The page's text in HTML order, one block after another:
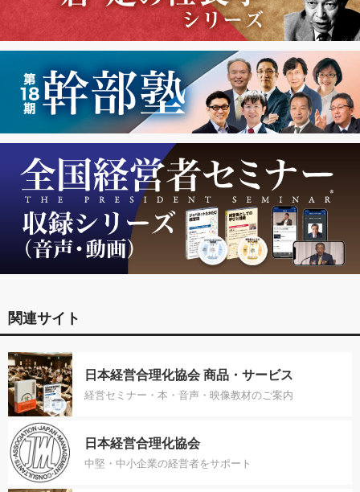
関連サイト
日本経営合理化協会 商品・サービス
経営セミナー・本・音声・映像教材のご案内
日本経営合理化協会
中堅・中小企業の経営者をサポート